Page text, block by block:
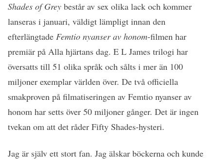
Shades of Grey består av sex olika lack och kommer
lanseras i januari, väldigt lämpligt innan den
efterlängtade Femtio nyanser av honom-filmen har
premiär på Alla hjärtans dag. E L James trilogi har
översatts till 51 olika språk och sålts i mer än 100
miljoner exemplar världen över. De två officiella
smakproven på filmatiseringen av Femtio nyanser av
honom har setts över 50 miljoner gånger. Det är ingen
tvekan om att det råder Fifty Shades-hysteri.
Jag är själv ett stort fan. Jag älskar böckerna och kunde